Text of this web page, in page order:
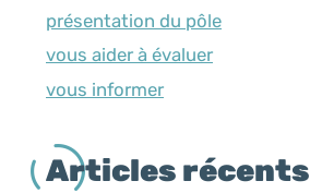
présentation du pôle
vous aider à évaluer
vous informer
Articles récents